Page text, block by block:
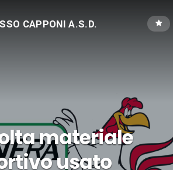
CAPPONI A.S.D.
materiale
usato